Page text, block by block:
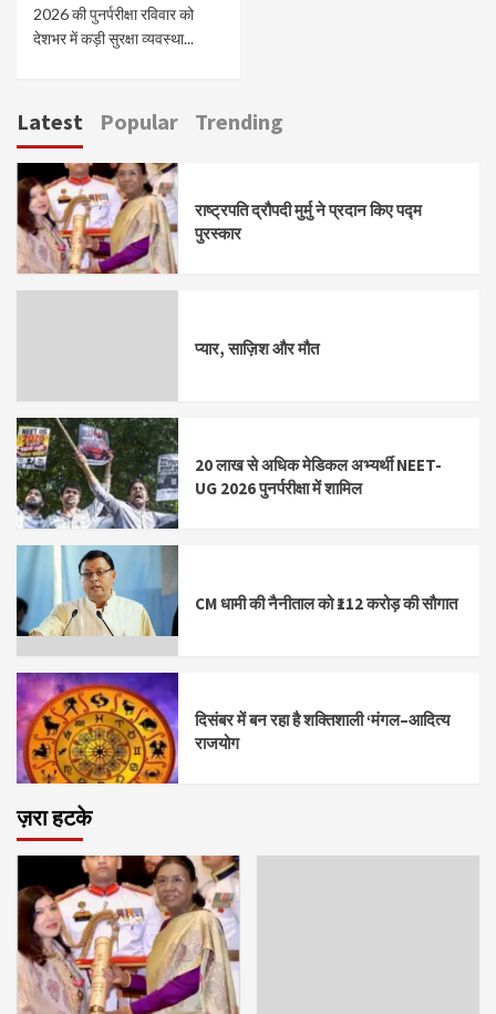
2026 की पुनर्परीक्षा रविवार को
देशभर में कड़ी सुरक्षा व्यवस्था...
Latest Popular Trending
राष्ट्रपति द्रौपदी मुर्मु ने प्रदान किए पद्म
पुरस्कार
प्यार, साज़िश और मौत
20 लाख से अधिक मेडिकल अभ्यर्थी NEET-
UG 2026 पुनर्परीक्षा में शामिल
CM धामी की नैनीताल को ₹112 करोड़ की सौगात
दिसंबर में बन रहा है शक्तिशाली ‘मंगल–आदित्य
राजयोग
ज़रा हटके